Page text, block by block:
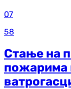
07
58
Стање на
пожарима